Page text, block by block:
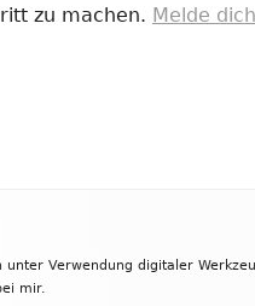
zu machen. Melde
unter Verwendung digitaler
mir.